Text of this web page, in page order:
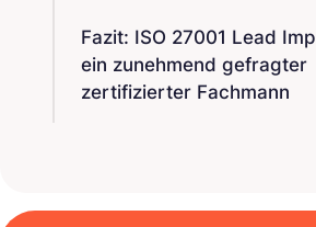
Fazit: ISO 27001 Lead
ein zunehmend gefragter
zertifizierter Fachmann